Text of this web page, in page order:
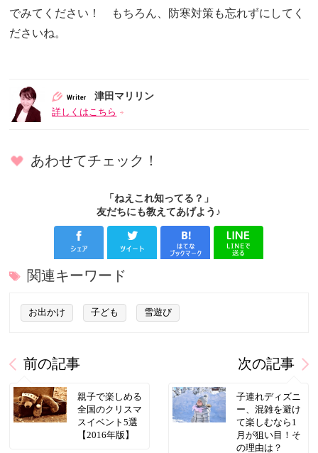
でみてください！ もちろん、防寒対策も忘れずにしてく
ださいね。
津田マリリン
詳しくはこちら
あわせてチェック！
「ねえこれ知ってる？」
友だちにも教えてあげよう♪
関連キーワード
お出かけ 子ども 雪遊び
前の記事
親子で楽しめる
全国のクリスマ
スイベント5選
【2016年版】
次の記事
子連れディズニ
ー、混雑を避け
て楽しむなら1
月が狙い目！そ
の理由は？